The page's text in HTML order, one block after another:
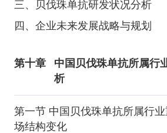
三、贝伐珠单抗研发状况分析
四、企业未来发展战略与规划
第十章
中国贝伐珠单抗所属行
析
第一节 中国贝伐珠单抗所属行
场结构变化